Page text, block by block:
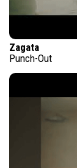
Zagata
Punch-Out